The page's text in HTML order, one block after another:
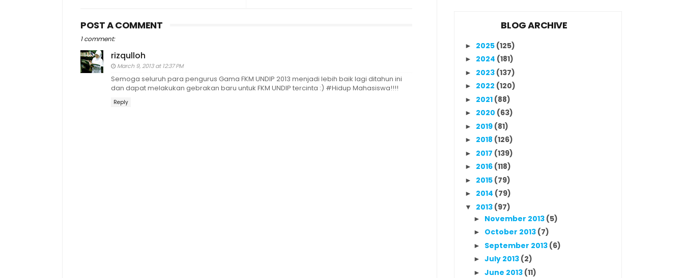
POST A COMMENT
1 comment:
rizqulloh
March 9, 2013 at 12:37 PM
Semoga seluruh para pengurus Gama FKM UNDIP 2013 menjadi lebih baik lagi ditahun ini
dan dapat melakukan gebrakan baru untuk FKM UNDIP tercinta :) #Hidup Mahasiswa!!!!
Reply
BLOG ARCHIVE
► 2025 (125)
► 2024 (181)
► 2023 (137)
► 2022 (120)
► 2021 (88)
► 2020 (63)
► 2019 (81)
► 2018 (126)
► 2017 (139)
► 2016 (118)
► 2015 (79)
► 2014 (79)
▼ 2013 (97)
► November 2013 (5)
► October 2013 (7)
► September 2013 (6)
► July 2013 (2)
► June 2013 (11)